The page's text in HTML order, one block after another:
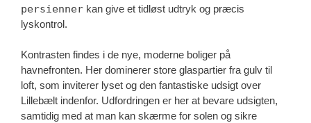
persienner kan give et tidløst udtryk og præcis
lyskontrol.
Kontrasten findes i de nye, moderne boliger på
havnefronten. Her dominerer store glaspartier fra gulv til
loft, som inviterer lyset og den fantastiske udsigt over
Lillebælt indenfor. Udfordringen er her at bevare udsigten,
samtidig med at man kan skærme for solen og sikre